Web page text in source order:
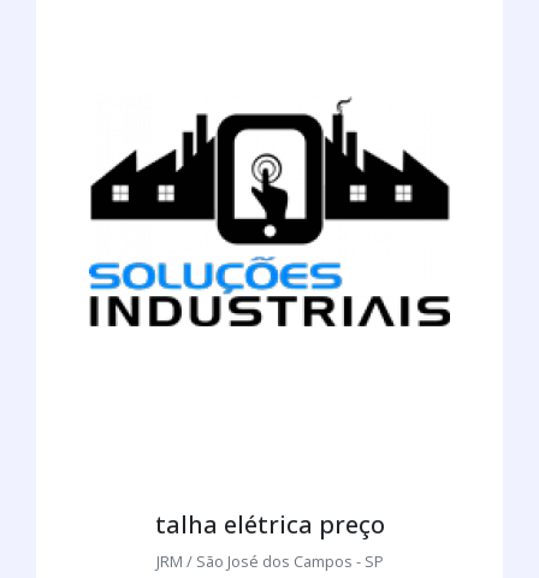
talha elétrica preço
JRM / São José dos Campos - SP